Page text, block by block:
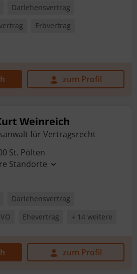
Darlehensvertrag
Erbvertrag
zum Profil
Weinreich
für Vertragsrecht
St. Pölten
Standorte
Darlehensvertrag
Ehevertrag + 14 weitere
zum Profil